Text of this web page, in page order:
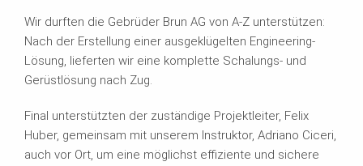
Wir durften die Gebrüder Brun AG von A-Z unterstützen:
Nach der Erstellung einer ausgeklügelten Engineering-
Lösung, lieferten wir eine komplette Schalungs- und
Gerüstlösung nach Zug.
Final unterstützten der zuständige Projektleiter, Felix
Huber, gemeinsam mit unserem Instruktor, Adriano Ciceri,
auch vor Ort, um eine möglichst effiziente und sichere